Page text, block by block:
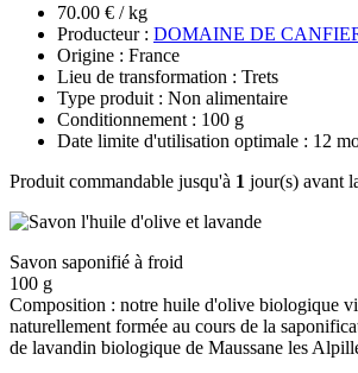
70.00 € / kg
Producteur : DOMAINE DE
Origine : France
Lieu de transformation : Trets
Type produit : Non alimentaire
Conditionnement : 100 g
Date limite d'utilisation optimale : 12
Produit commandable jusqu'à 1 jour(s) avant
Savon saponifié à froid
100 g
Composition : notre huile d'olive biologique
naturellement formée au cours de la
de lavandin biologique de Maussane les